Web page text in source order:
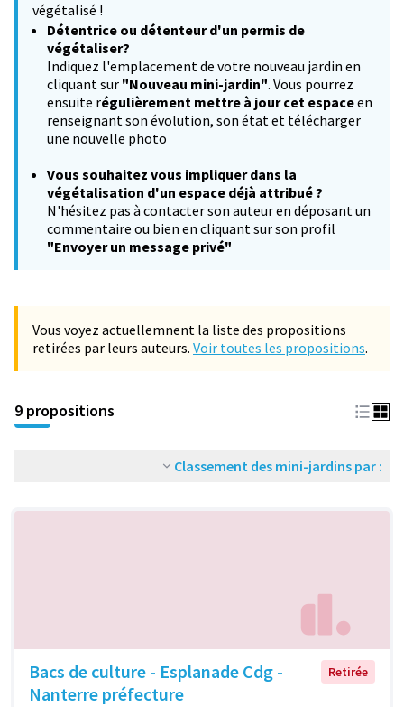
végétalisé !
Détentrice ou détenteur d'un permis de
végétaliser?
Indiquez l'emplacement de votre nouveau jardin en
cliquant sur "Nouveau mini-jardin". Vous pourrez
ensuite régulièrement mettre à jour cet espaceen
renseignant son évolution, son état et télécharger
une nouvelle photo
Vous souhaitez vous impliquer dans la
végétalisation d'un espace déjà attribué ?
N'hésitez pas à contacter son auteur en déposant un
commentaire ou bien en cliquant sur son profil
"Envoyer un message privé"
Vous voyez actuellemnent la liste des propositions
retirées par leurs auteurs. Voir toutes les propositions.
9 propositions
Classement des mini-jardins par :
Bacs de culture - Esplanade Cdg -
Nanterre préfecture
Retirée